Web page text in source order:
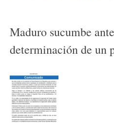
Maduro sucumbe
determinación de un